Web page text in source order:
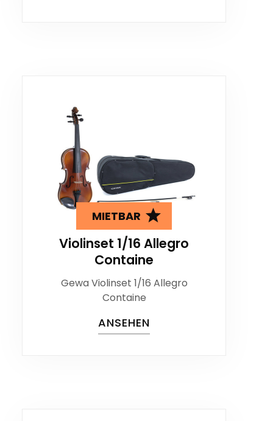
MIETBAR
Violinset 1/16 Allegro
Containe
Gewa Violinset 1/16 Allegro
Containe
ANSEHEN